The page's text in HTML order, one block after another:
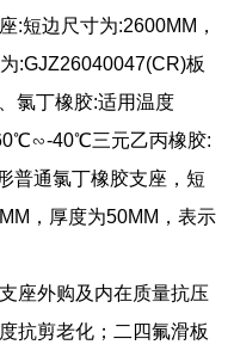
:短边尺寸为:2600MM，
:GJZ26040047(CR)板
氯丁橡胶:适用温度
40℃三元乙丙橡胶:
通氯丁橡胶支座，短
，厚度为50MM，表示
座外购及内在质量抗压
抗剪老化；二四氟滑板